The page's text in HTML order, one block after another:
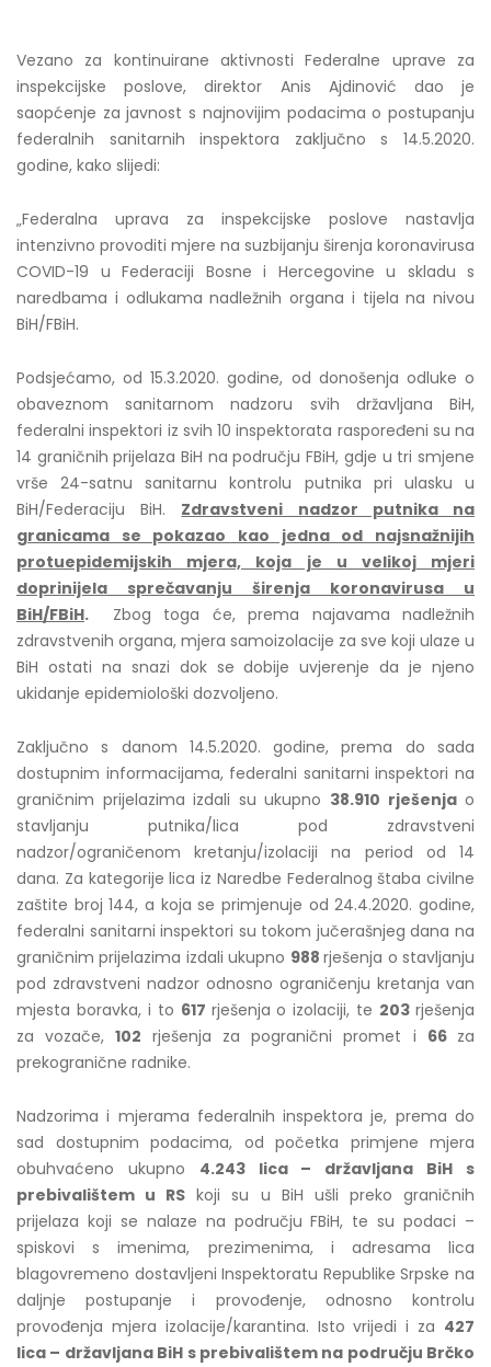
Vezano za kontinuirane aktivnosti Federalne uprave za
inspekcijske poslove, direktor Anis Ajdinović dao je
saopćenje za javnost s najnovijim podacima o postupanju
federalnih sanitarnih inspektora zaključno s 14.5.2020.
godine, kako slijedi:
„Federalna uprava za inspekcijske poslove nastavlja
intenzivno provoditi mjere na suzbijanju širenja koronavirusa
COVID-19 u Federaciji Bosne i Hercegovine u skladu s
naredbama i odlukama nadležnih organa i tijela na nivou
BiH/FBiH.
Podsjećamo, od 15.3.2020. godine, od donošenja odluke o
obaveznom sanitarnom nadzoru svih državljana BiH,
federalni inspektori iz svih 10 inspektorata raspoređeni su na
14 graničnih prijelaza BiH na području FBiH, gdje u tri smjene
vrše 24-satnu sanitarnu kontrolu putnika pri ulasku u
BiH/Federaciju BiH. Zdravstveni nadzor putnika na
granicama se pokazao kao jedna od najsnažnijih
protuepidemijskih mjera, koja je u velikoj mjeri
doprinijela sprečavanju širenja koronavirusa u
BiH/FBiH.
Zbog toga će, prema najavama nadležnih
zdravstvenih organa, mjera samoizolacije za sve koji ulaze u
BiH ostati na snazi dok se dobije uvjerenje da je njeno
ukidanje epidemiološki dozvoljeno.
Zaključno s danom 14.5.2020. godine, prema do sada
dostupnim informacijama, federalni sanitarni inspektori na
graničnim prijelazima izdali su ukupno 38.910 rješenjao
stavljanju putnika/lica pod zdravstveni
nadzor/ograničenom kretanju/izolaciji na period od 14
dana. Za kategorije lica iz Naredbe Federalnog štaba civilne
zaštite broj 144, a koja se primjenuje od 24.4.2020. godine,
federalni sanitarni inspektori su tokom jučerašnjeg dana na
graničnim prijelazima izdali ukupno 988rješenja o stavljanju
pod zdravstveni nadzor odnosno ograničenju kretanja van
mjesta boravka, i to 617 rješenja o izolaciji, te 203rješenja
za vozače,102 rješenja za pogranični promet i 66 za
prekogranične radnike.
Nadzorima i mjerama federalnih inspektora je, prema do
sad dostupnim podacima, od početka primjene mjera
obuhvaćeno ukupno 4.243 lica – državljana BiH s
prebivalištem u RS koji su u BiH ušli preko graničnih
prijelaza koji se nalaze na području FBiH, te su podaci –
spiskovi s imenima, prezimenima, i adresama lica
blagovremeno dostavljeni Inspektoratu Republike Srpske na
daljnje postupanje i provođenje, odnosno kontrolu
provođenja mjera izolacije/karantina. Isto vrijedi i za 427
lica – državljana BiH s prebivalištem na području Brčko